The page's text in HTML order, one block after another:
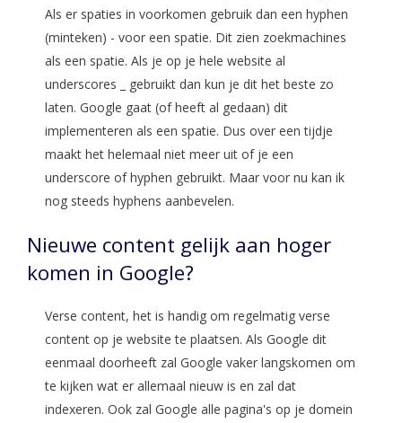
Als er spaties in voorkomen gebruik dan een hyphen
(minteken) - voor een spatie. Dit zien zoekmachines
als een spatie. Als je op je hele website al
underscores _ gebruikt dan kun je dit het beste zo
laten. Google gaat (of heeft al gedaan) dit
implementeren als een spatie. Dus over een tijdje
maakt het helemaal niet meer uit of je een
underscore of hyphen gebruikt. Maar voor nu kan ik
nog steeds hyphens aanbevelen.
Nieuwe content gelijk aan hoger
komen in Google?
Verse content, het is handig om regelmatig verse
content op je website te plaatsen. Als Google dit
eenmaal doorheeft zal Google vaker langskomen om
te kijken wat er allemaal nieuw is en zal dat
indexeren. Ook zal Google alle pagina's op je domein